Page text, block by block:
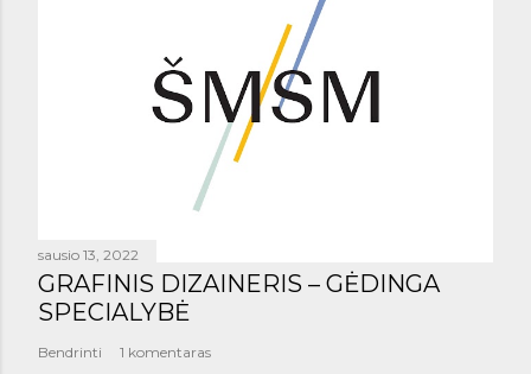
sausio 13, 2022
GRAFINIS DIZAINERIS – GĖDINGA
SPECIALYBĖ
Bendrinti 1 komentaras